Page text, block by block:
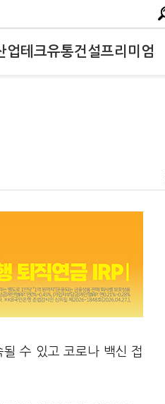
업테크유통건설프리미엄
수 있고 코로나 백신 접